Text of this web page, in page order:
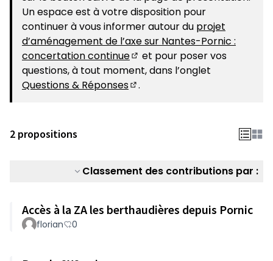
Un espace est à votre disposition pour
continuer à vous informer autour du projet
d’aménagement de l’axe sur Nantes-Pornic :
concertation continue
(S'ouvre dans un nouvel
et pour poser vos
questions, à tout moment, dans l’onglet
Questions & Réponses
.
2 propositions
Classement des contributions par :
Accès à la ZA les berthaudières depuis Pornic
florian 0